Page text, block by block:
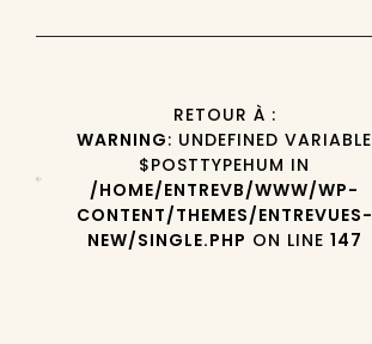
RETOUR À :
WARNING: UNDEFINED VARIABLE
$POSTTYPEHUM IN
/HOME/ENTREVB/WWW/WP-
CONTENT/THEMES/ENTREVUES-
NEW/SINGLE.PHP ON LINE 147